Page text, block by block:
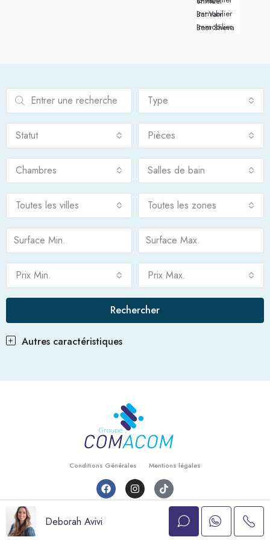
Immobilier Bat Yam
Immobilier Beer Sheva
Type
Statut Pièces
Chambres Salles de bain
Toutes les villes Toutes les zones
Prix Min. Prix Max.
Rechercher
Autres caractéristiques
Conditions Générales Mentions légales
© Comacom - Tout droits réservés
Deborah Avivi